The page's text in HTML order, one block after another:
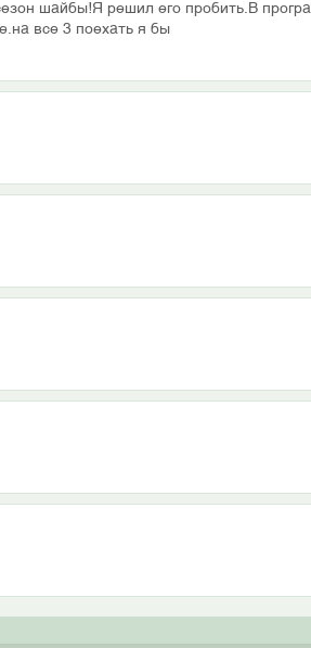
шайбы!Я решил его пробить.В
все 3 поехать я бы